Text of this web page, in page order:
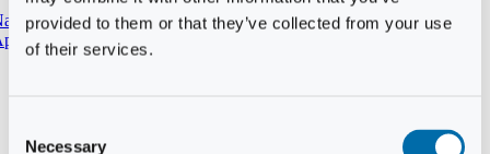
provided to them or that they’ve collected from your use
of their services.
Necessary
til punkttællinger